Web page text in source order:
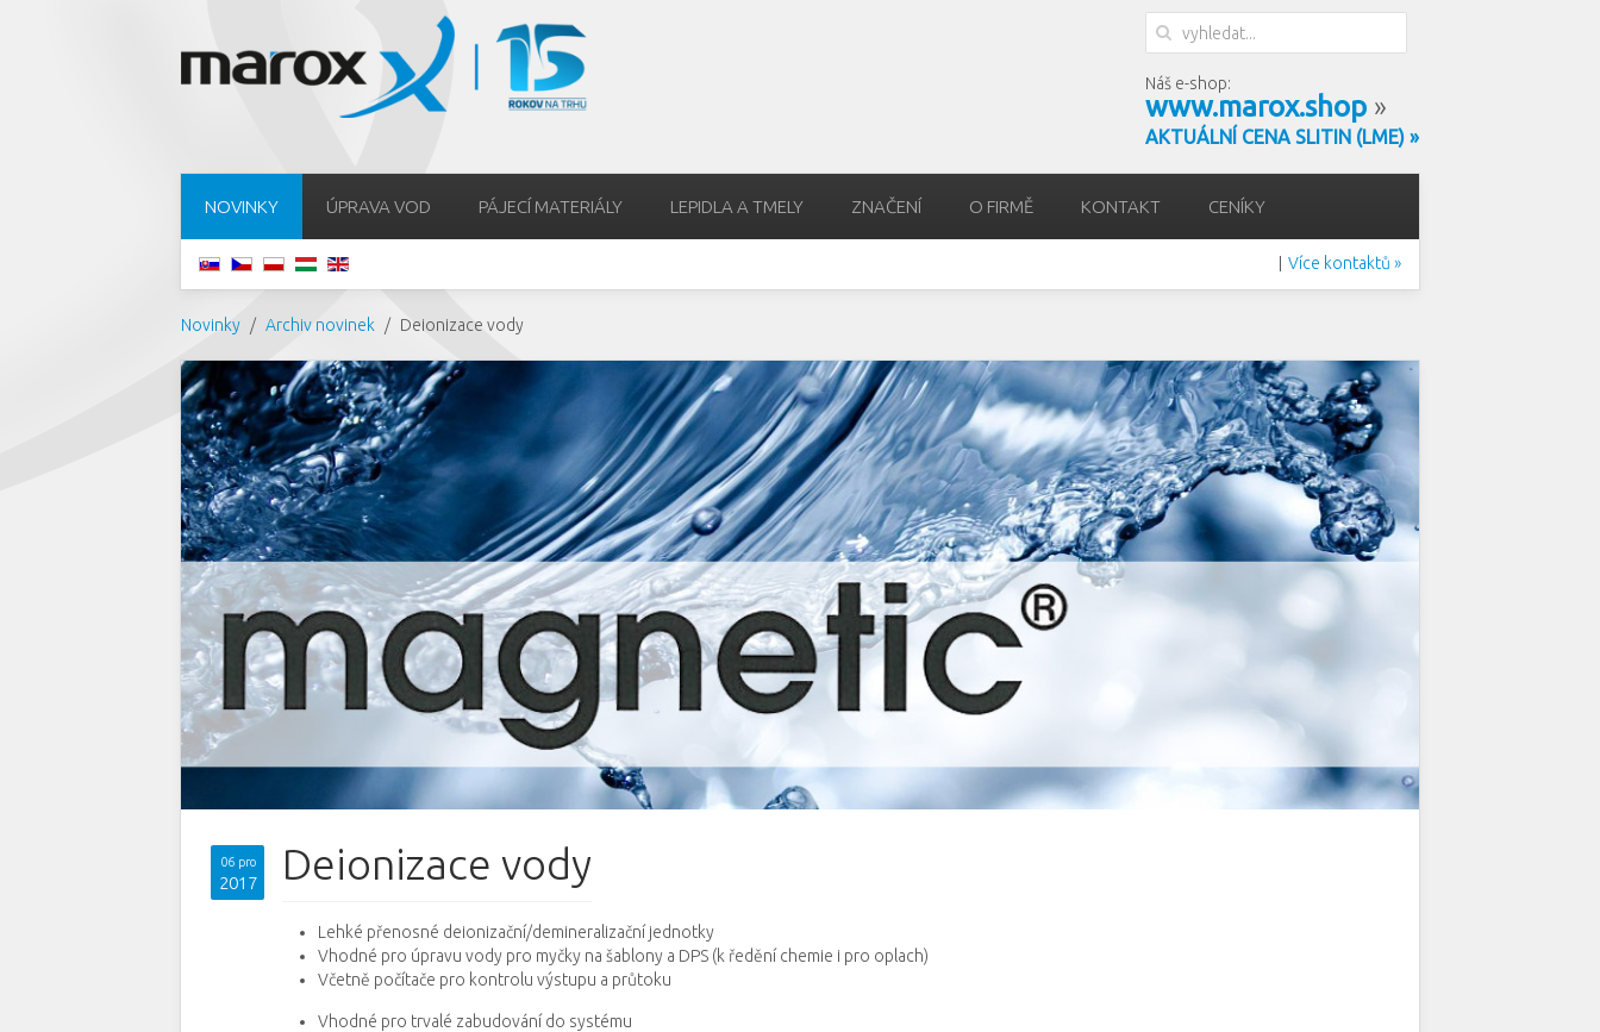
Náš e-shop:
www.marox.shop »
AKTUÁLNÍ CENA SLITIN (LME) »
NOVINKY ÚPRAVA VOD PÁJECÍ MATERIÁLY LEPIDLA A TMELY ZNAČENÍ O FIRMĚ KONTAKT CENÍKY
Více kontaktů »
Novinky Archiv novinek Deionizace vody
06 pro
2017 Deionizace vody
Lehké přenosné deionizační/demineralizační jednotky
Vhodné pro úpravu vody pro myčky na šablony a DPS (k ředění chemie i pro oplach)
Včetně počítače pro kontrolu výstupu a průtoku
Vhodné pro trvalé zabudování do systému